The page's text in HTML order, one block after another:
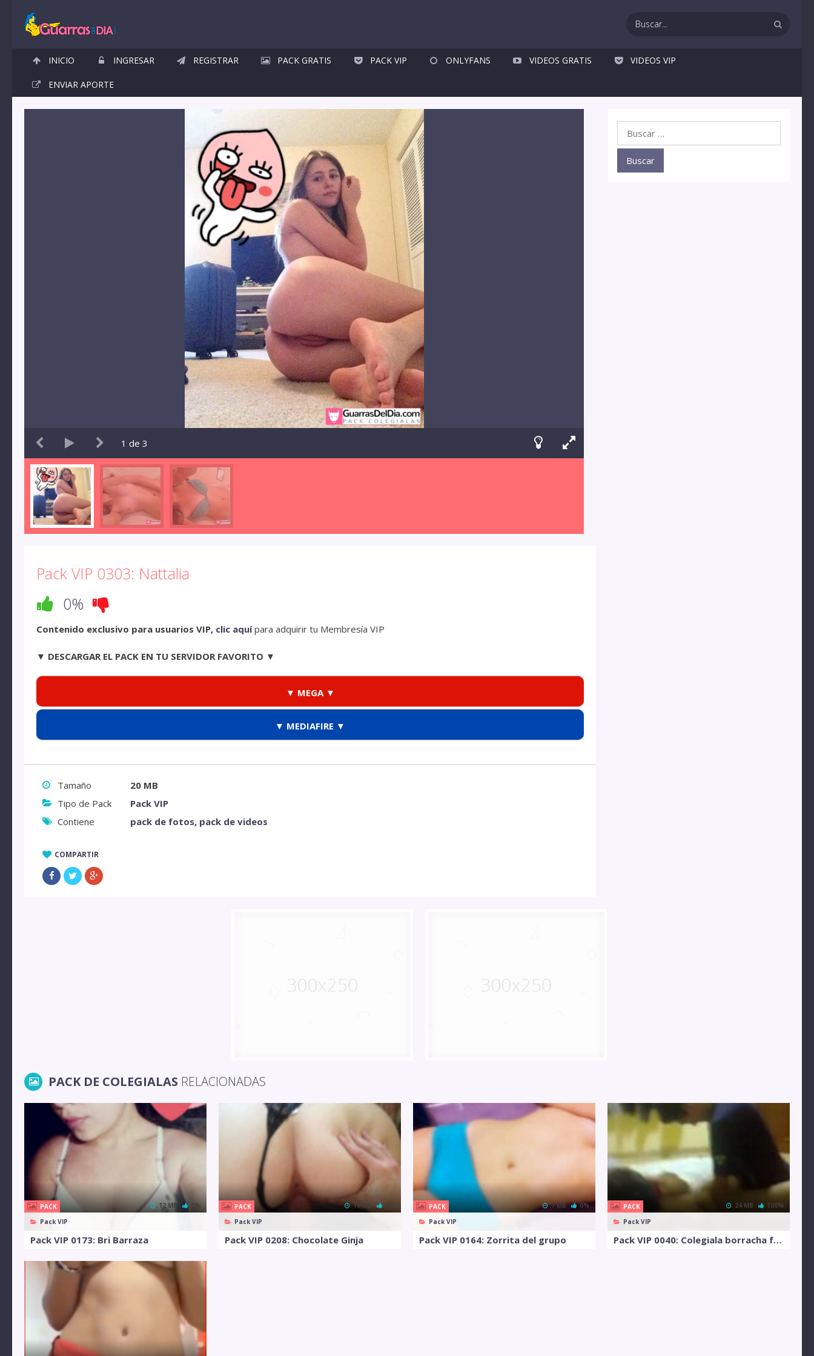
INICIO INGRESAR REGISTRAR PACK GRATIS PACK VIP ONLYFANS VIDEOS GRATIS VIDEOS VIP
ENVIAR APORTE
1 de 3
Pack VIP 0303: Nattalia
0%
Contenido exclusivo para usuarios VIP, clic aquípara adquirir tu Membresía VIP
▼ DESCARGAR EL PACK EN TU SERVIDOR FAVORITO ▼
▼ MEGA ▼
▼ MEDIAFIRE ▼
Tamaño
20 MB
Tipo de Pack
Pack VIP
Contiene
pack de fotos, pack de videos
COMPARTIR
PACK DE COLEGIALAS RELACIONADAS
PACK
Pack VIP
12 MB 0%
Pack VIP 0173: Bri Barraza
PACK
Pack VIP
10 MB 0%
Pack VIP 0208: Chocolate Ginja
PACK
Pack VIP
7 MB 0%
Pack VIP 0164: Zorrita del grupo
PACK
Pack VIP
24 MB 100%
Pack VIP 0040: Colegiala borracha follada por amigos